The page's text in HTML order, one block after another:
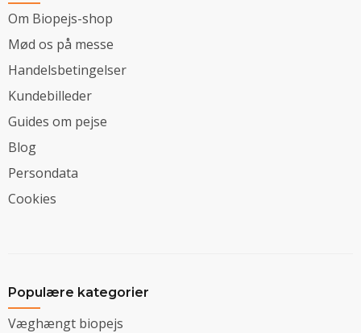
Om Biopejs-shop
Mød os på messe
Handelsbetingelser
Kundebilleder
Guides om pejse
Blog
Persondata
Cookies
Populære kategorier
Væghængt biopejs